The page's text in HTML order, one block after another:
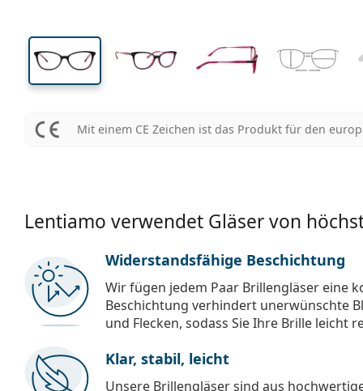
Mit einem CE Zeichen ist das Produkt für den
Lentiamo verwendet Gläser von
Widerstandsfähige Beschichtung
Wir fügen jedem Paar Brillengläser eine
Beschichtung verhindert unerwünschte
und Flecken, sodass Sie Ihre Brille leicht
Klar, stabil, leicht
Unsere Brillengläser sind aus